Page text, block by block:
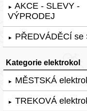
► AKCE - SLEVY -
VÝPRODEJ
► PŘEDVÁDĚCÍ se
Kategorie elektrokol
► MĚSTSKÁ
► TREKOVÁ